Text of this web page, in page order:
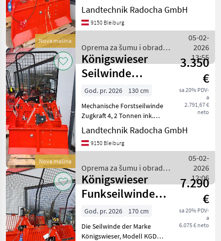
Nova mašina
mechanischr Bedienung
Betriebsberreit mit
Betriebsanleitung
Würgeketten, 2stk
Seilgleiter, Motorsäg
Landtechnik Radocha GmbH
9150 Bleiburg
Oprema za šumu i obradu
drveta / Königswieser
05-02-
2026
13:55
Nova mašina
Königswieser
Seilwinde
mechanisch KGD
42m
3.350
€
sa 20% PDV-
a
2.791,67 €
neto
God. pr. 2026
130 cm
Mechanische Forstseilwinde
Zugkraft 4, 2 Tonnen ink.
Forstseil HVD 8, 5mmx60m,
Seilendstück, 2stk
Würgeketten, komplett mit
und 2 Anbau möglich
Landtechnik Radocha GmbH
9150 Bleiburg
Oprema za šumu i obradu
drveta / Königswieser
05-02-
2026
12:06
Königswieser
Funkseilwinde
1,7m
Schildbreite, En
7.290
€
sa 20% PDV-
a
6.075 € neto
God. pr. 2026
170 cm
Die Seilwinde der Marke
Königswieser, Modell KGD 5,